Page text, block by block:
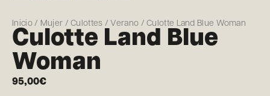
Inicio/ Mujer /Culottes / Verano / Culotte Land Blue Woman
Culotte Land Blue
Woman
95,00€